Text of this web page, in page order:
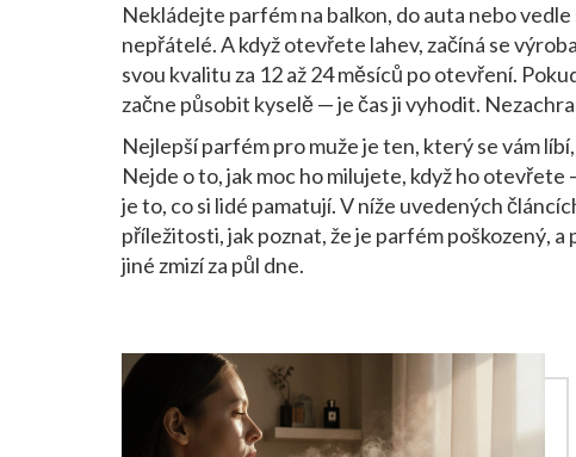
Nekládejte parfém na balkon, do auta nebo
nepřátelé. A když otevřete lahev, začíná se
svou kvalitu za 12 až 24 měsíců po otevření.
začne působit kyselě — je čas ji vyhodit.
Nejlepší parfém pro muže je ten, který se vám
Nejde o to, jak moc ho milujete, když ho
je to, co si lidé pamatují. V níže uvedených
příležitosti, jak poznat, že je parfém poškozený,
jiné zmizí za půl dne.